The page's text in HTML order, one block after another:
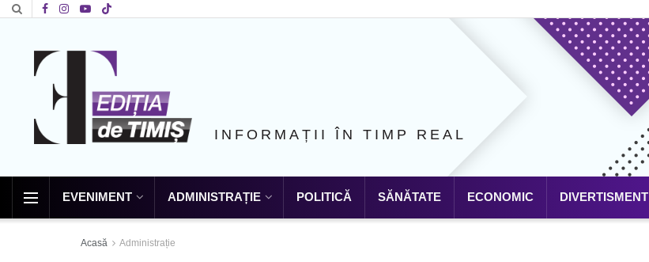
INFORMAȚII ÎN TIMP REAL
EVENIMENT ADMINISTRAȚIE POLITICĂ SĂNĂTATE ECONOMIC DIVERTISMENT
Acasă Administrație